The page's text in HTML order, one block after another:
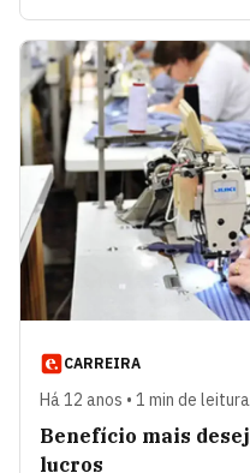
CARREIRA
Há 12 anos • 1 min de leitura
Benefício mais
lucros